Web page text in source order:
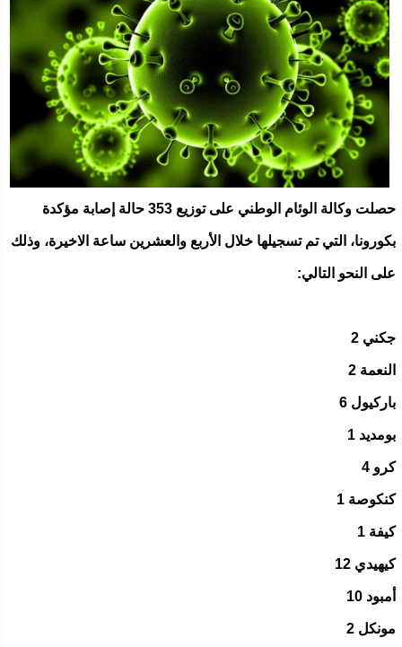
حصلت وكالة الوئام الوطني على توزيع 353 حالة إصابة مؤكدة
بكورونا، التي تم تسجيلها خلال الأربع والعشرين ساعة الاخيرة، وذلك
على النحو التالي:
جكني 2
النعمة 2
باركيول 6
بومديد 1
كرو 4
كنكوصة 1
كيفة 1
كيهيدي 12
أمبود 10
مونكل 2